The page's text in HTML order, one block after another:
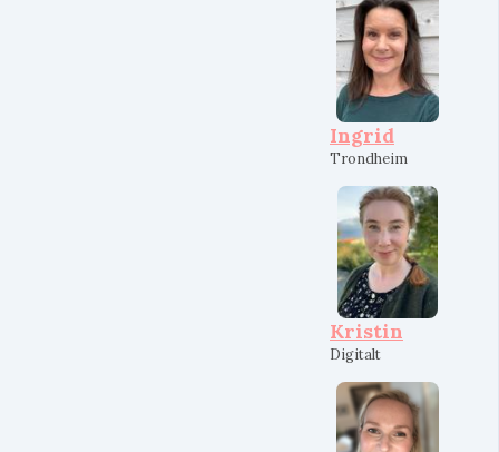
Ingrid
Trondheim
Kristin
Digitalt